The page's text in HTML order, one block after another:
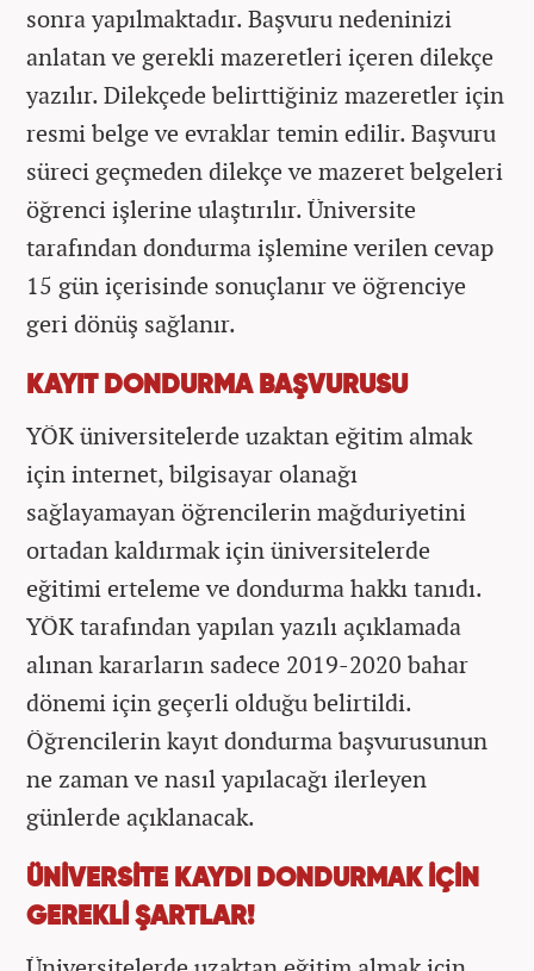
sonra yapılmaktadır. Başvuru nedeninizi
anlatan ve gerekli mazeretleri içeren dilekçe
yazılır. Dilekçede belirttiğiniz mazeretler için
resmi belge ve evraklar temin edilir. Başvuru
süreci geçmeden dilekçe ve mazeret belgeleri
öğrenci işlerine ulaştırılır. Üniversite
tarafından dondurma işlemine verilen cevap
15 gün içerisinde sonuçlanır ve öğrenciye
geri dönüş sağlanır.
KAYIT DONDURMA BAŞVURUSU
YÖK üniversitelerde uzaktan eğitim almak
için internet, bilgisayar olanağı
sağlayamayan öğrencilerin mağduriyetini
ortadan kaldırmak için üniversitelerde
eğitimi erteleme ve dondurma hakkı tanıdı.
YÖK tarafından yapılan yazılı açıklamada
alınan kararların sadece 2019-2020 bahar
dönemi için geçerli olduğu belirtildi.
Öğrencilerin kayıt dondurma başvurusunun
ne zaman ve nasıl yapılacağı ilerleyen
günlerde açıklanacak.
ÜNİVERSİTE KAYDI DONDURMAK İÇİN
GEREKLİ ŞARTLAR!